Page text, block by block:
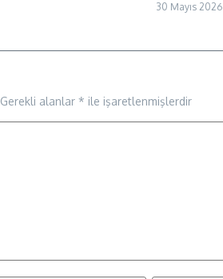
30 Mayıs 2026
Gerekli alanlar * ile işaretlenmişlerdir